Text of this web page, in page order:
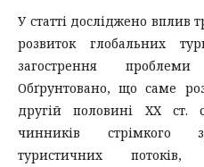
У статті досліджено вплив
розвиток глобальних
загострення
Обґрунтовано, що саме
другій половині ХХ ст.
чинників стрімкого
туристичних потоків,